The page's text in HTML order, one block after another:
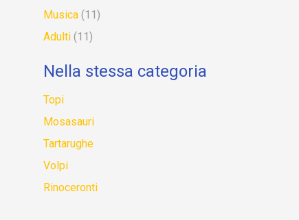
Musica (11)
Adulti (11)
Nella stessa categoria
Topi
Mosasauri
Tartarughe
Volpi
Rinoceronti